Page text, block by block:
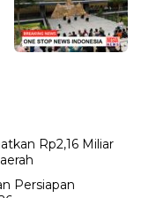
Rp2,16 Miliar
Persiapan